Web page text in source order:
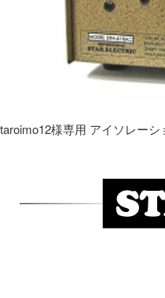
taroimo12様専用 アイソレー